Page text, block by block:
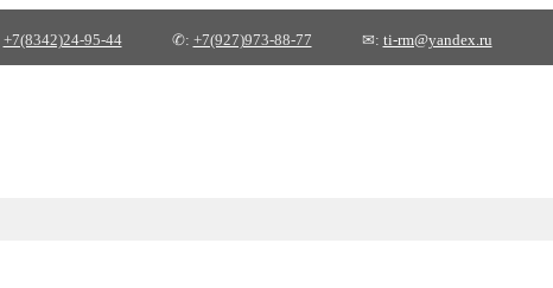
+7(8342)24-95-44✆: +7(927)973-88-77 ✉: ti-rm@yandex.ru